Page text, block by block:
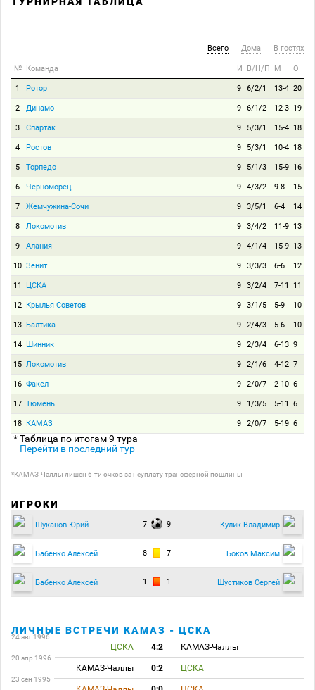
Всего Дома В гостях
№ Команда И В/Н/П М О
1 Ротор 9 6/2/1 13-4 20
2 Динамо 9 6/1/2 12-3 19
3 Спартак 9 5/3/1 15-4 18
4 Ростов 9 5/3/1 10-4 18
5 Торпедо 9 5/1/3 15-9 16
6 Черноморец 9 4/3/2 9-8 15
7 Жемчужина-Сочи 9 3/5/1 6-4 14
8 Локомотив 9 3/4/2 11-9 13
9 Алания 9 4/1/4 15-9 13
10 Зенит 9 3/3/3 6-6 12
11 ЦСКА 9 3/2/4 7-11 11
12 Крылья Советов 9 3/1/5 5-9 10
13 Балтика 9 2/4/3 5-6 10
14 Шинник 9 2/3/4 6-13 9
15 Локомотив 9 2/1/6 4-12 7
16 Факел 9 2/0/7 2-10 6
17 Тюмень 9 1/3/5 5-11 6
18 КАМАЗ 9 2/0/7 5-19 6
* Таблица по итогам 9 тура
Перейти в последний тур
*КАМАЗ-Чаллы лишен 6-ти очков за неуплату трансферной пошлины
ИГРОКИ
Шуканов Юрий 7 9 Кулик Владимир
Бабенко Алексей 8 7 Боков Максим
Бабенко Алексей 1 1 Шустиков Сергей
ЛИЧНЫЕ ВСТРЕЧИ КАМАЗ - ЦСКА
24 авг 1996
ЦСКА 4:2 КАМАЗ-Чаллы
20 апр 1996
КАМАЗ-Чаллы 0:2 ЦСКА
23 сен 1995